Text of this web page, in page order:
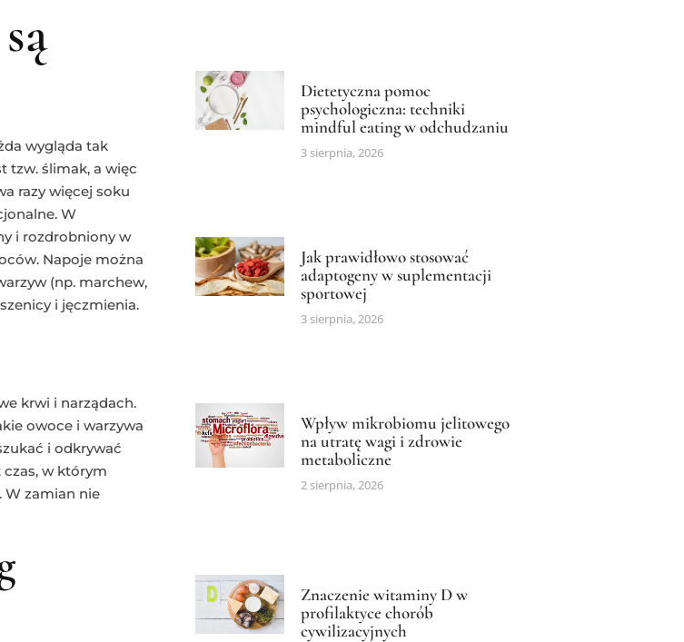
wygląda tak
tzw. ślimak, a więc
razy więcej soku
W
i rozdrobniony w
Napoje można
(np. marchew,
i jęczmienia.
krwi i narządach.
owoce i warzywa
i odkrywać
czas, w którym
W zamian nie
Dietetyczna pomoc
psychologiczna: techniki
mindful eating w odchudzaniu
3 sierpnia, 2026
Jak prawidłowo stosować
adaptogeny w suplementacji
sportowej
3 sierpnia, 2026
Wpływ mikrobiomu jelitowego
na utratę wagi i zdrowie
metaboliczne
2 sierpnia, 2026
Znaczenie witaminy D w
profilaktyce chorób
cywilizacyjnych